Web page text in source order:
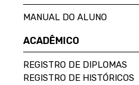
MANUAL DO ALUNO
ACADÊMICO
REGISTRO DE DIPLOMAS
REGISTRO DE HISTÓRICOS